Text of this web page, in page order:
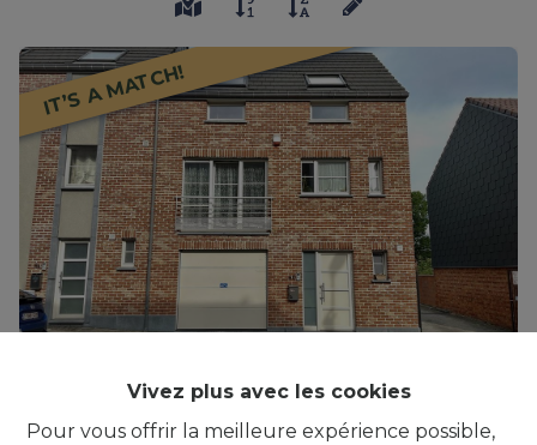
Vivez plus avec les cookies
Pour vous offrir la meilleure expérience possible,
IT’S A MATCH!
***IT'S A MATCH!*** Triplex avec 3 ch. et un